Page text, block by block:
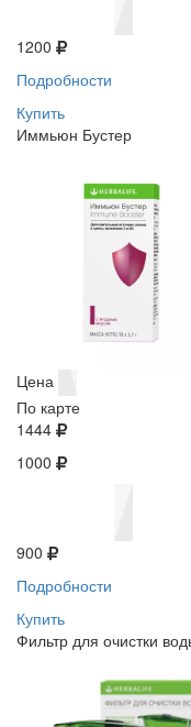
1200
Подробности
Купить
Иммьюн Бустер
Цена
По карте
1444
1000
900
Подробности
Купить
Фильтр для очистки